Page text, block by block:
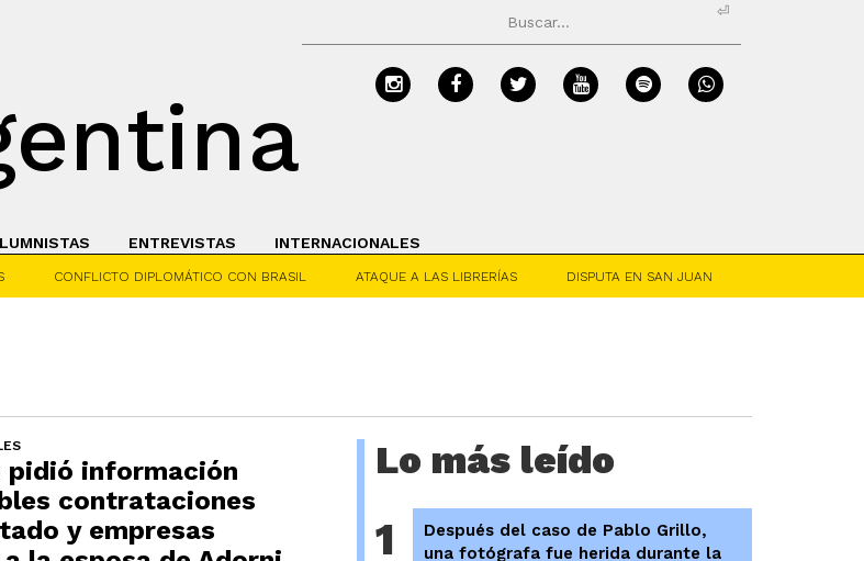
⏎
ENTREVISTAS INTERNACIONALES
CONFLICTO DIPLOMÁTICO CON BRASIL ATAQUE A LAS LIBRERÍAS DISPUTA EN SAN JUAN
pidió información
contrataciones
y empresas
Lo más leído
1
Después del caso de Pablo Grillo,
una fotógrafa fue herida durante la